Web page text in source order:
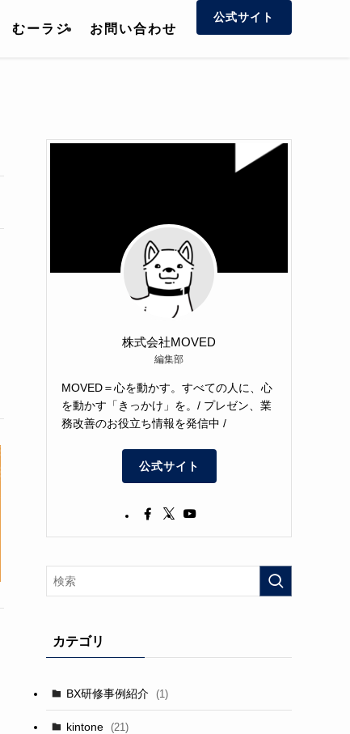
むーラジ お問い合わせ
公式サイト
株式会社MOVED
編集部
MOVED＝心を動かす。すべての人に、心
を動かす「きっかけ」を。/ プレゼン、業
務改善のお役立ち情報を発信中 /
公式サイト
カテゴリ
BX研修事例紹介 (1)
kintone (21)